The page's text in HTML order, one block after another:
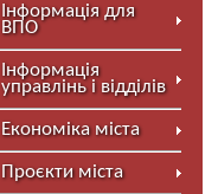
Інформація для
ВПО
Інформація
управлінь і відділів
Економіка міста
Проєкти міста